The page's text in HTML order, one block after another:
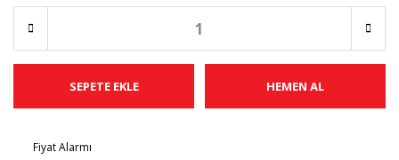
SEPETE EKLE HEMEN AL
Fiyat Alarmı